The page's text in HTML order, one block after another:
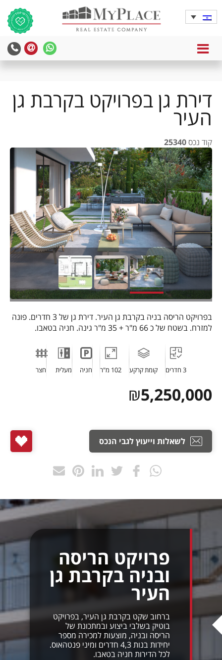
MyPlace
-
-
קשר
MENU
דירת גן בפרויקט בקרבת גן
העיר
קוד נכס25340
בפרויקט הריסה בניה בקרבת גן העיר. דירת גן של 3 חדרים. פונה
למזרח. בשטח של כ 66 מ"ר + 35 מ"ר גינה. חניה בטאבו.
3 חדרים קומת קרקע 102 מ"ר חניה מעלית חצר
5,250,000
₪
לשאלות וייעוץ לגבי הנכס
פרויקט הריסה
ובניה בקרבת גן
העיר
ברחוב שקט בקרבת גן העיר, בפרויקט
בוטיק בשלבי ביצוע ובמתכונת של
הריסה ובניה, מוצעות למכירה מספר
יחידות בנות 4,3 חדרים ומיני פנטהאוס.
לכל הדירות חניה בטאבו.